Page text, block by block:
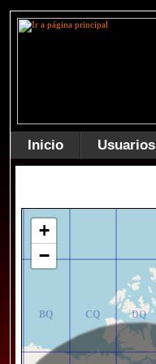
Inicio Usuarios
BQ
BR
CQ
CR
DQ
DR
+
−